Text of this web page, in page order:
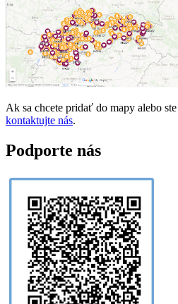
Ak sa chcete pridať do mapy alebo
kontaktujte nás.
Podporte nás